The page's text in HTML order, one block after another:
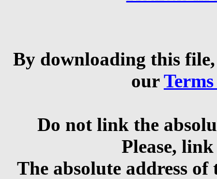
By downloading this
our
Do not link the
Please,
The absolute address